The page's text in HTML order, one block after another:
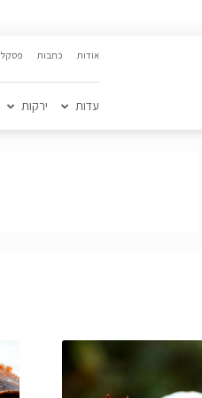
אודות כתבות פסקל TV
עדות ירקות